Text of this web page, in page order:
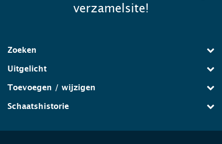
verzamelsite!
Zoeken
Uitgelicht
Toevoegen / wijzigen
Schaatshistorie